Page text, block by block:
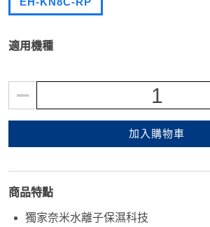
適用機種
1
加入購物車
商品特點
獨家奈米水離子保濕科技